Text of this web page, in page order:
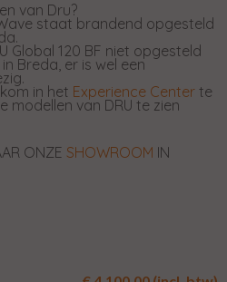
van Dru?
staat brandend opgesteld
Global 120 BF niet opgesteld
Breda, er is wel een
in het Experience Center te
modellen van DRU te zien
ONZE SHOWROOM IN